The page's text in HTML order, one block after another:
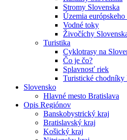
Stromy Slovenska
Územia
Vodné toky
Živočíchy
Turistika
Cyklotrasy na
Čo je čo?
Splavnosť riek
Turistické
Slovensko
Hlavné mesto Bratislava
Opis Regiónov
Banskobystrický kraj
Bratislavský kraj
Košický kraj